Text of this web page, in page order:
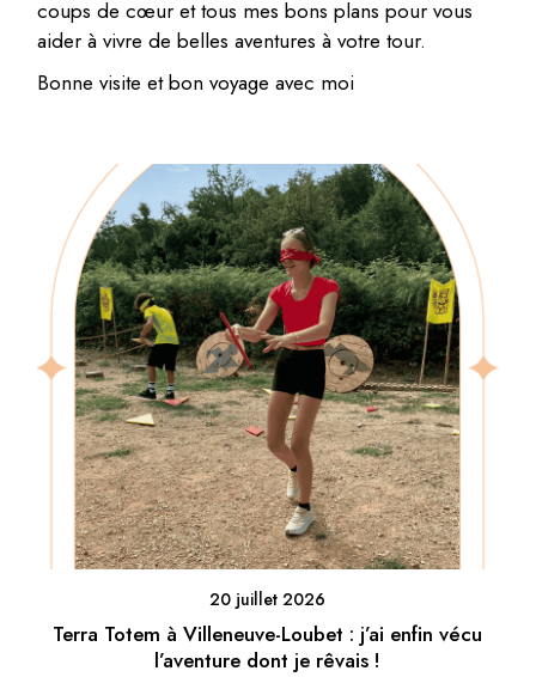
coups de cœur et tous mes bons plans pour vous
aider à vivre de belles aventures à votre tour.
Bonne visite et bon voyage avec moi
20 juillet 2026
Terra Totem à Villeneuve-Loubet : j’ai enfin vécu
l’aventure dont je rêvais !